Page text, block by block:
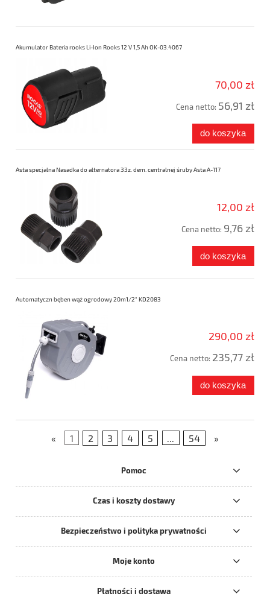
Akumulator Bateria rooks Li-Ion Rooks 12 V 1,5 Ah OK-03.4067
70,00 zł
Cena netto: 56,91 zł
do koszyka
Asta specjalna Nasadka do alternatora 33z. dem. centralnej śruby Asta A-117
12,00 zł
Cena netto: 9,76 zł
do koszyka
Automatyczn bęben wąż ogrodowy 20m1/2" KD2083
290,00 zł
Cena netto: 235,77 zł
do koszyka
« 1 2 3 4 5 ... 54 »
Pomoc
Czas i koszty dostawy
Bezpieczeństwo i polityka prywatności
Moje konto
Płatności i dostawa